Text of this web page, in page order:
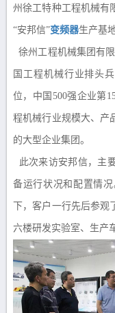
州徐工特种工程机械有
“安邦信”变频器生产基
徐州工程机械集团有
国工程机械行业排头
位，中国500强企业第
程机械行业规模大、产
的大型企业集团。
此次来访安邦信，主
备运行状况和配置情
下，客户一行先后参观
六楼研发实验室、生产